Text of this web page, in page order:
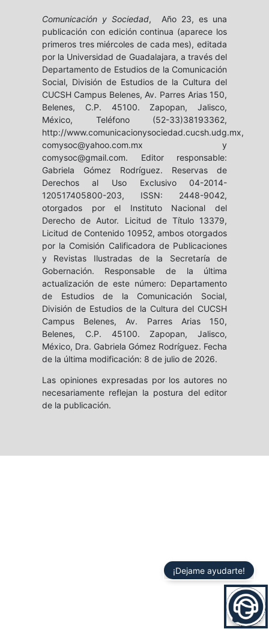
Comunicación y Sociedad, Año 23, es una
publicación con edición continua (aparece los
primeros tres miércoles de cada mes), editada
por la Universidad de Guadalajara, a través del
Departamento de Estudios de la Comunicación
Social, División de Estudios de la Cultura del
CUCSH Campus Belenes, Av. Parres Arias 150,
Belenes, C.P. 45100. Zapopan, Jalisco,
México, Teléfono (52-33)38193362,
http://www.comunicacionysociedad.cucsh.udg.mx,
comysoc@yahoo.com.mx y
comysoc@gmail.com. Editor responsable:
Gabriela Gómez Rodríguez. Reservas de
Derechos al Uso Exclusivo 04-2014-
120517405800-203, ISSN: 2448-9042,
otorgados por el Instituto Nacional del
Derecho de Autor. Licitud de Título 13379,
Licitud de Contenido 10952, ambos otorgados
por la Comisión Calificadora de Publicaciones
y Revistas Ilustradas de la Secretaría de
Gobernación. Responsable de la última
actualización de este número: Departamento
de Estudios de la Comunicación Social,
División de Estudios de la Cultura del CUCSH
Campus Belenes, Av. Parres Arias 150,
Belenes, C.P. 45100. Zapopan, Jalisco,
México, Dra. Gabriela Gómez Rodríguez. Fecha
de la última modificación: 8 de julio de 2026.
Las opiniones expresadas por los autores no
necesariamente reflejan la postura del editor
de la publicación.
¡Dejame ayudarte!